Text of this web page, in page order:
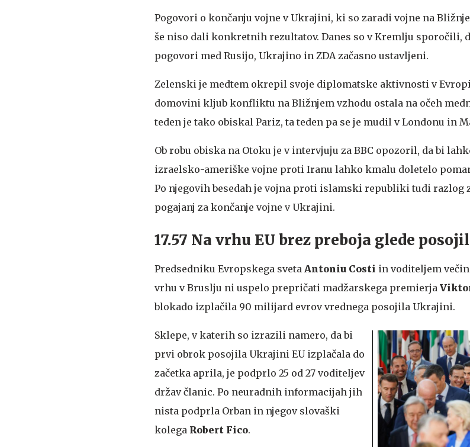
Pogovori o končanju vojne v Ukrajini, ki so zaradi vojne na
še niso dali konkretnih rezultatov. Danes so v Kremlju sporočili,
pogovori med Rusijo, Ukrajino in ZDA začasno ustavljeni.
Zelenski je medtem okrepil svoje diplomatske aktivnosti v
domovini kljub konfliktu na Bližnjem vzhodu ostala na očeh
teden je tako obiskal Pariz, ta teden pa se je mudil v Londonu in
Ob robu obiska na Otoku je v intervjuju za BBC opozoril, da bi
izraelsko-ameriške vojne proti Iranu lahko kmalu doletelo
Po njegovih besedah je vojna proti islamski republiki tudi razlog
pogajanj za končanje vojne v Ukrajini.
17.57 Na vrhu EU brez preboja glede
Predsedniku Evropskega sveta Antoniu Costi in voditeljem
vrhu v Bruslju ni uspelo prepričati madžarskega premierja
blokado izplačila 90 milijard evrov vrednega posojila Ukrajini.
Sklepe, v katerih so izrazili namero, da bi
prvi obrok posojila Ukrajini EU izplačala do
začetka aprila, je podprlo 25 od 27 voditeljev
držav članic. Po neuradnih informacijah jih
nista podprla Orban in njegov slovaški
kolega Robert Fico.